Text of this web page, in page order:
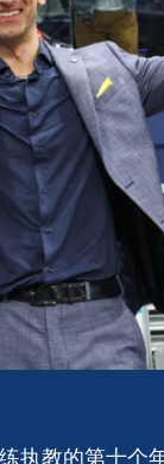
执教的第十个